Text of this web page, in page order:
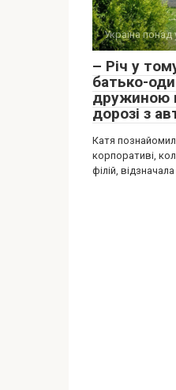
Україна понад
– Річ у
батько-
дружиною
дорозі з
Катя
корпоративі,
філій, відзначала